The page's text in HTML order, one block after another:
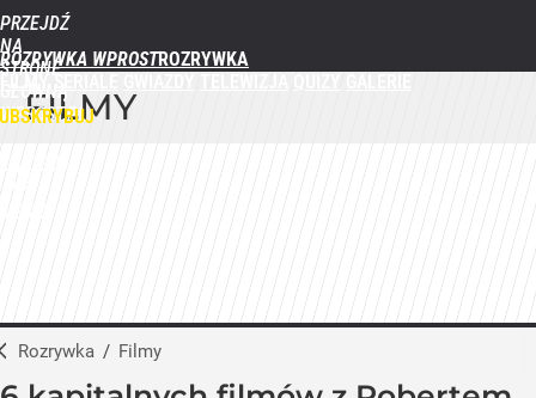
PRZEJDŹ
NA
STRONĘ
GŁÓWNĄ
WPROST.PL
ROZRYWKA WPROST
FILMY
Rozrywka / Filmy